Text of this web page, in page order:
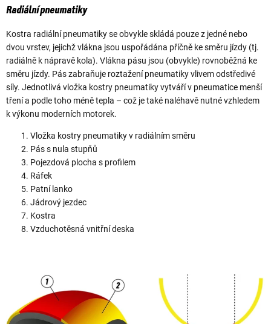
Radiální pneumatiky
Kostra radiální pneumatiky se obvykle skládá pouze z jedné nebo
dvou vrstev, jejichž vlákna jsou uspořádána příčně ke směru jízdy (tj.
radiálně k nápravě kola). Vlákna pásu jsou (obvykle) rovnoběžná ke
směru jízdy. Pás zabraňuje roztažení pneumatiky vlivem odstředivé
síly. Jednotlivá vložka kostry pneumatiky vytváří v pneumatice menší
tření a podle toho méně tepla – což je také naléhavě nutné vzhledem
k výkonu moderních motorek.
Vložka kostry pneumatiky v radiálním směru
Pás s nula stupňů
Pojezdová plocha s profilem
Ráfek
Patní lanko
Jádrový jezdec
Kostra
Vzduchotěsná vnitřní deska